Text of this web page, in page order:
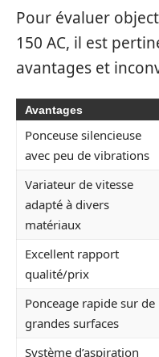
Pour évaluer
150 AC, il est
avantages et
Avantages
Ponceuse silencieuse
avec peu de vibrations
Variateur de vitesse
adapté à divers
matériaux
Excellent rapport
qualité/prix
Ponceage rapide sur de
grandes surfaces
Système d’aspiration